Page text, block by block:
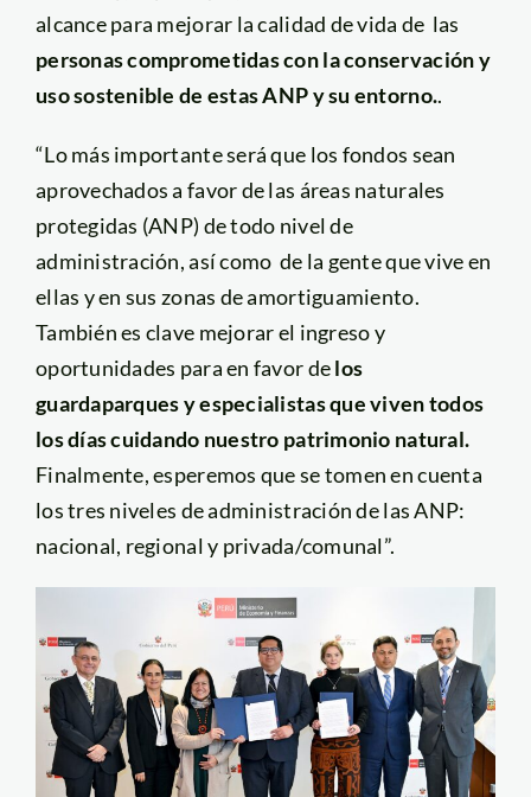
alcance para mejorar la calidad de vida de las
personas comprometidas con la conservación y
uso sostenible de estas ANP y su entorno..
“Lo más importante será que los fondos sean
aprovechados a favor de las áreas naturales
protegidas (ANP) de todo nivel de
administración, así como de la gente que vive en
ellas y en sus zonas de amortiguamiento.
También es clave mejorar el ingreso y
oportunidades para en favor delos
guardaparques y especialistas que viven todos
los días cuidando nuestro patrimonio natural.
Finalmente, esperemos que se tomen en cuenta
los tres niveles de administración de las ANP:
nacional, regional y privada/comunal”.